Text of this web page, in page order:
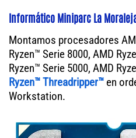
Informático Miniparc La
Montamos procesadores
Ryzen™ Serie 8000, AMD
Ryzen™ Serie 5000, AMD
Ryzen™ Threadripper™ en
Workstation.